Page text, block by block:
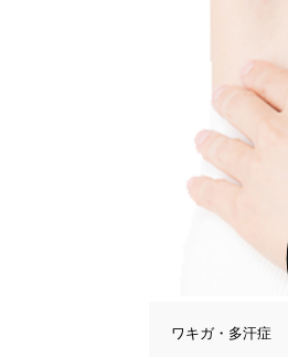
ワキガ・多汗症